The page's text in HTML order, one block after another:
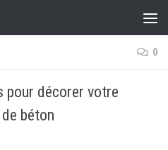
0
pour décorer votre
béton